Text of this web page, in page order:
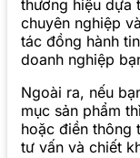
thương hiệu dựa
chuyên nghiệp
tác đồng hành
doanh nghiệp
Ngoài ra, nếu
mục sản phẩm
hoặc điền thông
tư vấn và chiết